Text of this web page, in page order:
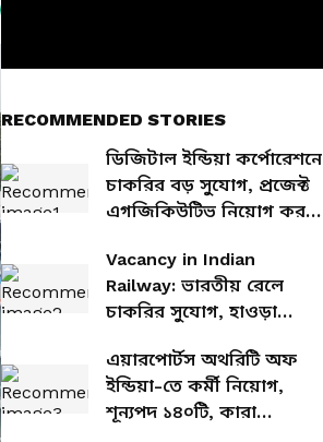
RECOMMENDED STORIES
ডিজিটাল ইন্ডিয়া কর্পোরেশনে
চাকরির বড় সুযোগ, প্রজেক্ট
এগজিকিউটিভ নিয়োগ করবে
Vacancy in Indian
Railway: ভারতীয় রেলে
চাকরির সুযোগ, হাওড়া
নিয়োগ
এয়ারপোর্টস অথরিটি অফ
ইন্ডিয়া-তে কর্মী নিয়োগ,
শূন্যপদ ১৪০টি, কারা